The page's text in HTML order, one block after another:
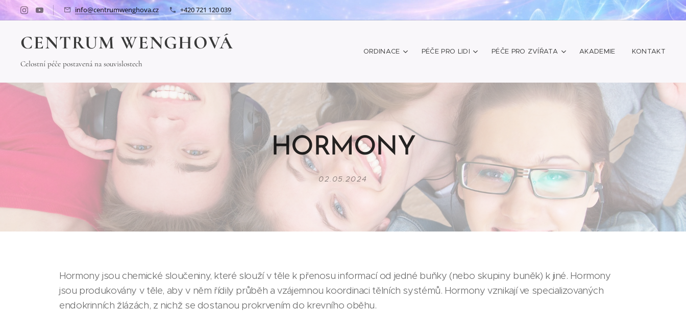
info@centrumwenghova.cz +420 721 120 039
CENTRUM WENGHOVÁ
Celostní péče postavená na souvislostech
ORDINACE PÉČE PRO LIDI PÉČE PRO ZVÍŘATA AKADEMIE KONTAKT
HORMONY
02.05.2024
Hormony jsou chemické sloučeniny, které slouží v těle k přenosu informací od jedné buňky (nebo skupiny buněk) k jiné. Hormony
jsou produkovány v těle, aby v něm řídily průběh a vzájemnou koordinaci tělních systémů. Hormony vznikají ve specializovaných
endokrinních žlázách, z nichž se dostanou prokrvením do krevního oběhu.